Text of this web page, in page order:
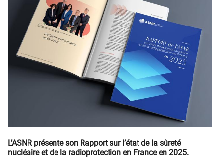
L’ASNR présente son Rapport sur l’état de la sûreté
nucléaire et de la radioprotection en France en 2025.